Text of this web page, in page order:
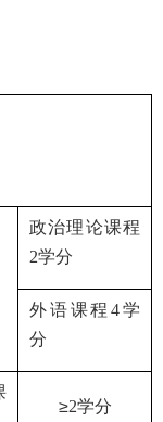
政治理论课程
2学分
外语课程4学
分
≥2学分